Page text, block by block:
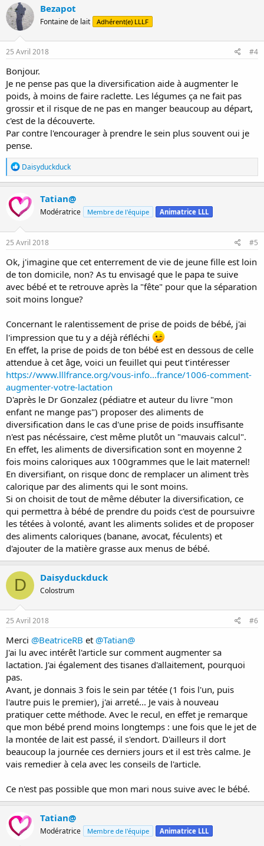
Bezapot
Fontaine de lait Adhérent(e) LLLF
25 Avril 2018 #4
Bonjour.
Je ne pense pas que la diversification aide à augmenter le
poids, à moins de faire raclette. Les légumes ça ne fait pas
grossir et il risque de ne pas en manger beaucoup au départ,
c'est de la découverte.
Par contre l'encourager à prendre le sein plus souvent oui je
pense.
R
é
a
t
i
n
s
Daisyduckduck
Tatian@
Modératrice Membre de l'équipe Animatrice LLL
25 Avril 2018 #5
Ok, j'imagine que cet enterrement de vie de jeune fille est loin
de ton domicile, non? As tu envisagé que le papa te suive
avec bébé et te retrouve après la "fête" pour que la séparation
soit moins longue?
Concernant le ralentissement de prise de poids de bébé, j'ai
l'impression que tu y a déjà réfléchi
En effet, la prise de poids de ton bébé est en dessous de celle
attendue à cet âge, voici un feuillet qui peut t’intéresser
https://www.lllfrance.org/vous-info...france/1006-comment-
augmenter-votre-lactation
D'après le Dr Gonzalez (pédiatre et auteur du livre "mon
enfant ne mange pas") proposer des aliments de
diversification dans le cas d'une prise de poids insuffisante
n'est pas nécéssaire, c'est même plutôt un "mauvais calcul".
En effet, les aliments de diversification sont en moyenne 2
fois moins caloriques aux 100grammes que le lait maternel!
En diversifiant, on risque donc de remplacer un aliment très
calorique par des aliments qui le sont moins.
Si on choisit de tout de même débuter la diversification, ce
qui permettra à bébé de prendre du poids c'est de poursuivre
les tétées à volonté, avant les aliments solides et de proposer
des aliments caloriques (banane, avocat, féculents) et
d'ajouter de la matière grasse aux menus de bébé.
D Daisyduckduck
Colostrum
25 Avril 2018 #6
Merci @BeatriceRB et @Tatian@
J'ai lu avec intérêt l'article sur comment augmenter sa
lactation. J'ai également des tisanes d'allaitement, pourquoi
pas.
Avant, je donnais 3 fois le sein par tétée (1 fois l'un, puis
l'autre puis le premier), j'ai arreté... Je vais à nouveau
pratiquer cette méthode. Avec le recul, en effet je remarque
que mon bébé prend moins longtemps : une fois que le jet de
la montée de lait est passé, il s'endort. D'ailleurs il dort
beaucoup la journée ces derniers jours et il est très calme. Je
vais remedier à cela avec les conseils de l'article.
Ce n'est pas possible que mon mari nous suive avec le bébé.
Tatian@
Modératrice Membre de l'équipe Animatrice LLL